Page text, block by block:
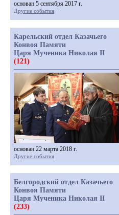
основан 5 сентября 2017 г.
Другие события
Карельский отдел Казачьего
Конвоя Памяти
Царя Мученика Николая II
(121)
основан 22 марта 2018 г.
Другие события
Белгородский отдел Казачьего
Конвоя Памяти
Царя Мученика Николая II
(233)